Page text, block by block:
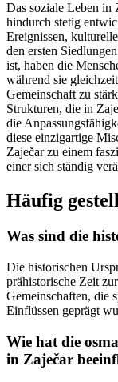
Das soziale Leben in
hindurch stetig
Ereignissen,
den ersten
ist, haben die
während sie
Gemeinschaft zu
Strukturen, die in
die
diese einzigartige
Zaječar zu einem
einer sich ständig
Häufig
Was sind die
Die historischen
prähistorische Zeit
Gemeinschaften, die
Einflüssen geprägt
Wie hat die
in Zaječar